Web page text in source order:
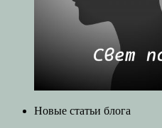
Новые статьи блога